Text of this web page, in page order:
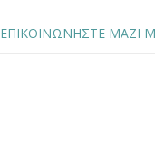
ΕΠΙΚΟΙΝΩΝΗΣΤΕ ΜΑΖΙ